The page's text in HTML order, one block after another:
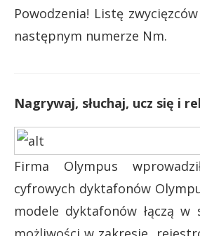
Powodzenia! Listę
następnym numerze Nm.
Nagrywaj, słuchaj, ucz się i
Firma Olympus
cyfrowych dyktafonów
modele dyktafonów łączą w